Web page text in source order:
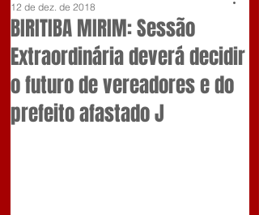
BIRITIBA MIRIM: Sessão
Extraordinária deverá decidir
o futuro de vereadores e do
prefeito afastado J
12 de dez. de 2018